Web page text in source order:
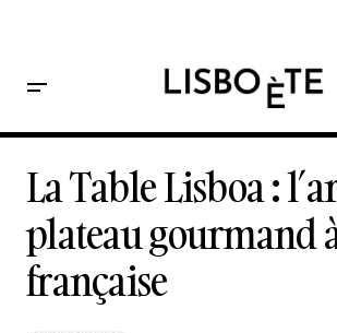
Home La Table Lisboa : l’art du plateau
La Table Lisboa :
plateau gourmand
française